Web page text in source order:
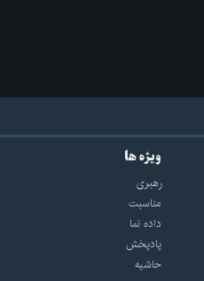
ویژه ها
رهبری
مناسبت
داده نما
پادپخش
حاشیه